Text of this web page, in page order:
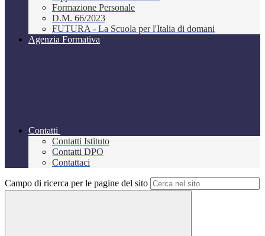
Formazione Personale
D.M. 66/2023
FUTURA - La Scuola per l'Italia di domani
Agenzia Formativa
Contatti
Contatti Istituto
Contatti DPO
Contattaci
Campo di ricerca per le pagine del sito